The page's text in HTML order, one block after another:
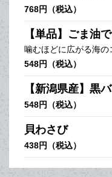
768円（税込）
【単品】ごま油
噛むほどに広がる海の
548円（税込）
【新潟県産】黒
548円（税込）
貝わさび
438円（税込）